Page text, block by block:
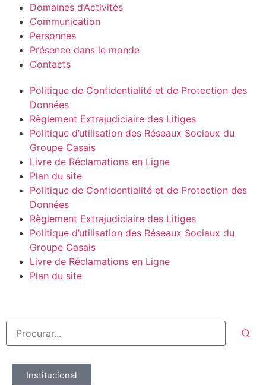
Domaines d’Activités
Communication
Personnes
Présence dans le monde
Contacts
Politique de Confidentialité et de Protection des
Données
Règlement Extrajudiciaire des Litiges
Politique d’utilisation des Réseaux Sociaux du
Groupe Casais
Livre de Réclamations en Ligne
Plan du site
Politique de Confidentialité et de Protection des
Données
Règlement Extrajudiciaire des Litiges
Politique d’utilisation des Réseaux Sociaux du
Groupe Casais
Livre de Réclamations en Ligne
Plan du site
Institucional